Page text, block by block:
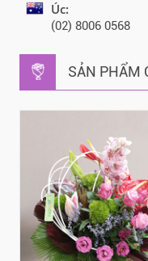
Úc:
(02) 8006 0568
SẢN PHẨM